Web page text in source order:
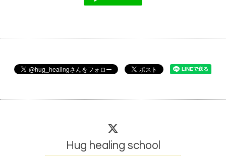
Hug healing school